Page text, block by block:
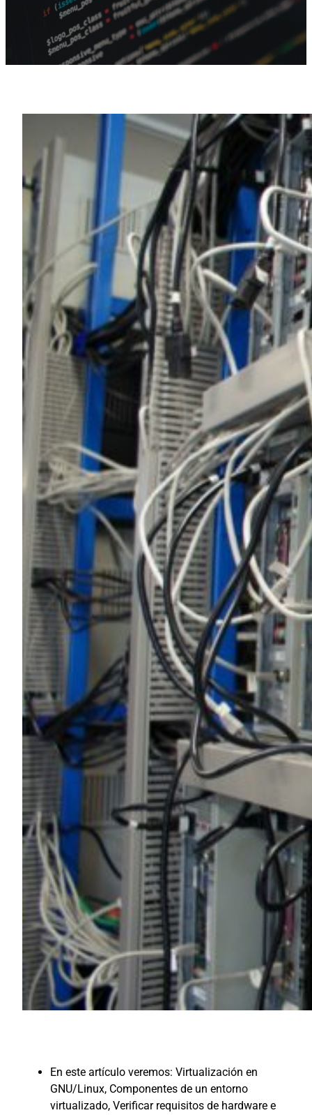
En este artículo veremos: Virtualización en
GNU/Linux, Componentes de un entorno
virtualizado, Verificar requisitos de hardware e